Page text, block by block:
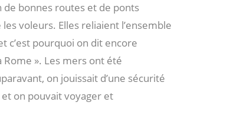
de bonnes routes et de ponts
voleurs. Elles reliaient l’ensemble
c’est pourquoi on dit encore
Rome ». Les mers ont été
on jouissait d’une sécurité
on pouvait voyager et